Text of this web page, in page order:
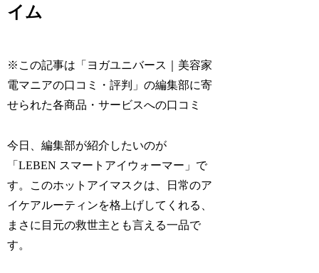
イム
※この記事は「ヨガユニバース｜美容家
電マニアの口コミ・評判」の編集部に寄
せられた各商品・サービスへの口コミ
今日、編集部が紹介したいのが
「LEBEN スマートアイウォーマー」で
す。このホットアイマスクは、日常のア
イケアルーティンを格上げしてくれる、
まさに目元の救世主とも言える一品で
す。